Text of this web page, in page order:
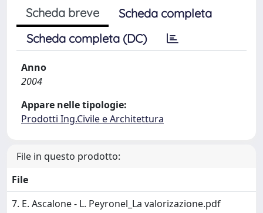
Scheda breve
Scheda completa
Scheda completa (DC)
Anno
2004
Appare nelle tipologie:
Prodotti Ing.Civile e Architettura
File in questo prodotto:
File
7. E. Ascalone - L. Peyronel_La valorizazione.pdf